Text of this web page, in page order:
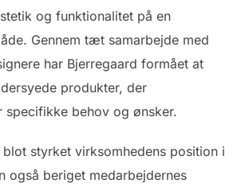
og funktionalitet på en
Gennem tæt samarbejde med
har Bjerregaard formået at
produkter, der
specifikke behov og ønsker.
styrket virksomhedens position i
også beriget medarbejdernes